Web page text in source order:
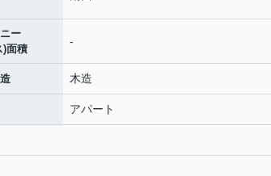
ー
)面積
-
木造
アパート